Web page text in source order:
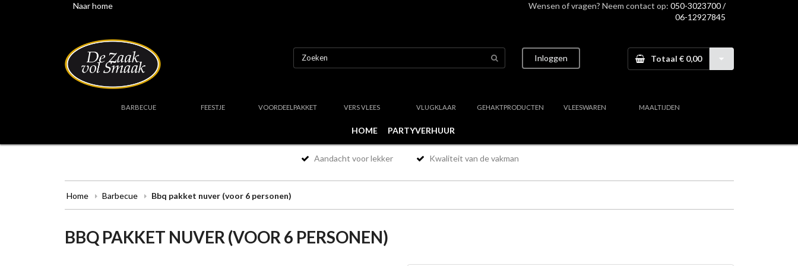
Naar home Wensen of vragen? Neem contact op: 050-3023700 /
06-12927845
Inloggen Totaal € 0,00
BARBECUE FEESTJE VOORDEELPAKKET VERS VLEES VLUGKLAAR GEHAKTPRODUCTEN VLEESWAREN MAALTIJDEN
HOME PARTYVERHUUR
Aandacht voor lekker Kwaliteit van de vakman
Home Barbecue Bbq pakket nuver (voor 6 personen)
BBQ PAKKET NUVER (VOOR 6 PERSONEN)